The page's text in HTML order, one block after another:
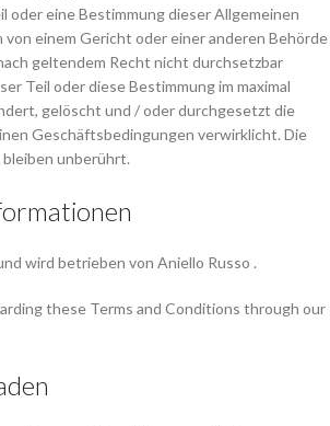
oder eine Bestimmung dieser Allgemeinen
einem Gericht oder einer anderen Behörde
geltendem Recht nicht durchsetzbar
Teil oder diese Bestimmung im maximal
gelöscht und / oder durchgesetzt die
Geschäftsbedingungen verwirklicht. Die
unberührt.
wird betrieben von Aniello Russo .
these Terms and Conditions through our